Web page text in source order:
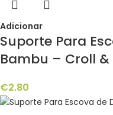
Adicionar
Suporte Para
Bambu – Croll &
€2.80